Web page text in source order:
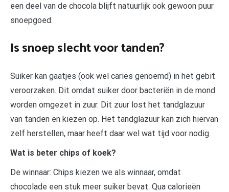
een deel van de chocola blijft natuurlijk ook gewoon puur
snoepgoed.
Is snoep slecht voor tanden?
Suiker kan gaatjes (ook wel cariës genoemd) in het gebit
veroorzaken. Dit omdat suiker door bacteriën in de mond
worden omgezet in zuur. Dit zuur lost het tandglazuur
van tanden en kiezen op. Het tandglazuur kan zich hiervan
zelf herstellen, maar heeft daar wel wat tijd voor nodig.
Wat is beter chips of koek?
De winnaar: Chips kiezen we als winnaar, omdat
chocolade een stuk meer suiker bevat. Qua calorieën